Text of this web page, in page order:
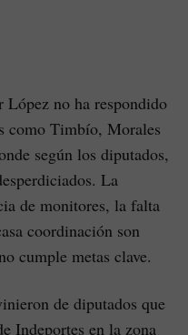
López no ha respondido
como Timbío, Morales
según los diputados,
La
de monitores, la falta
coordinación son
cumple metas clave.
de diputados que
Indeportes en la zona